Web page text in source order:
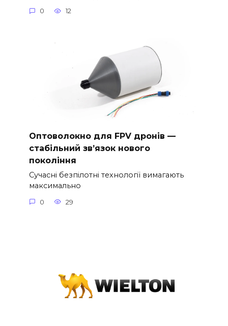
0 12
Оптоволокно для FPV дронів —
стабільний зв’язок нового
покоління
Сучасні безпілотні технології вимагають
максимально
0 29